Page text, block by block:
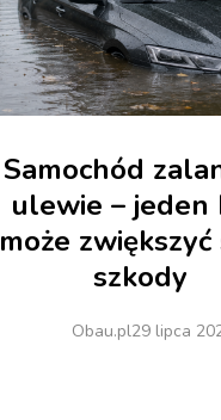
Samochód
ulewie – jeden
może
szkody
Obau.pl29 lipca